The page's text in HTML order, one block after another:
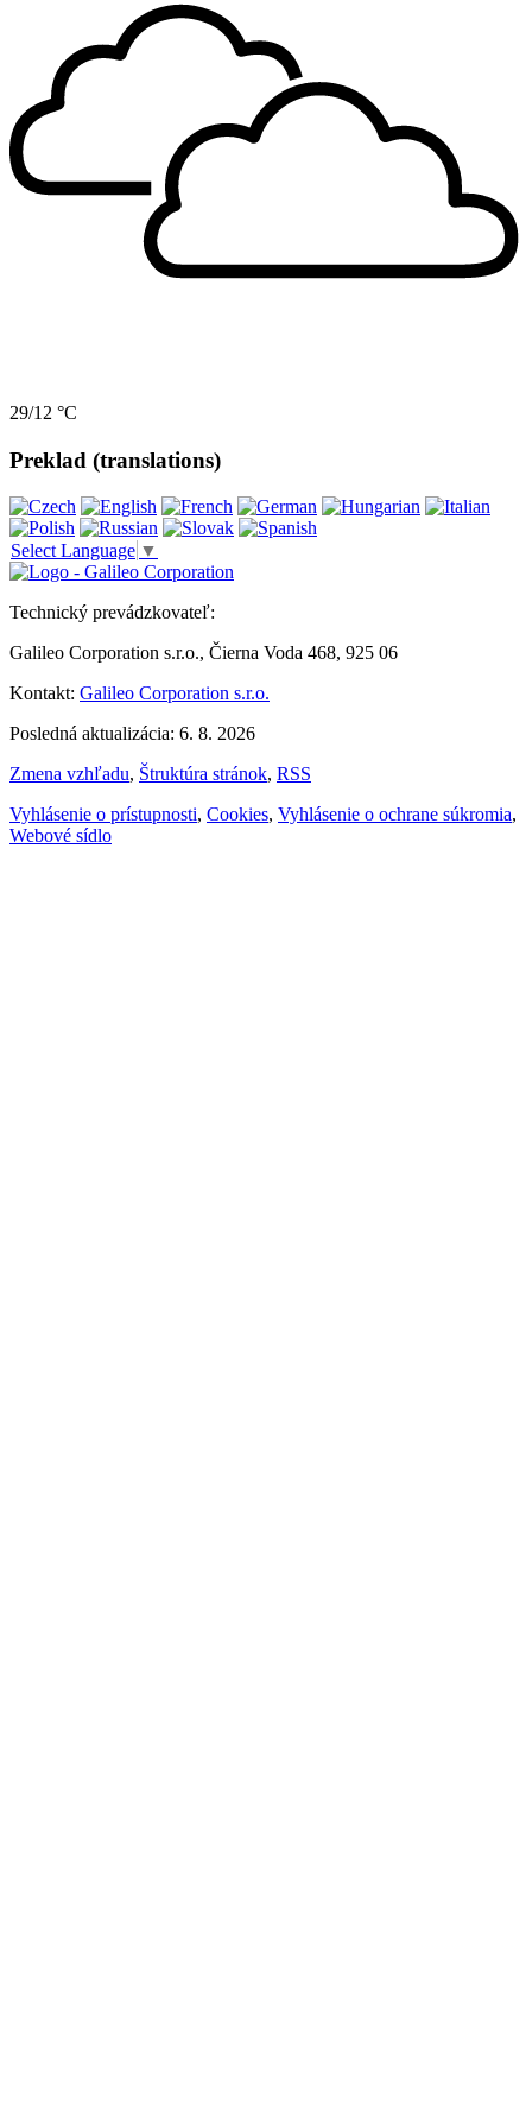
29/12 °C
Preklad (translations)
Select Language ▼
Technický prevádzkovateľ:
Galileo Corporation s.r.o., Čierna Voda 468, 925 06
Kontakt: Galileo Corporation s.r.o.
Posledná aktualizácia: 6. 8. 2026
Zmena vzhľadu, Štruktúra stránok, RSS
Vyhlásenie o prístupnosti, Cookies, Vyhlásenie o ochrane súkromia,
Webové sídlo